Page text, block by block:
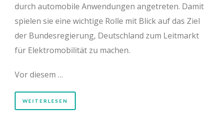
durch automobile Anwendungen angetreten. Damit
spielen sie eine wichtige Rolle mit Blick auf das Ziel
der Bundesregierung, Deutschland zum Leitmarkt
für Elektromobilität zu machen.
Vor diesem …
WEITERLESEN